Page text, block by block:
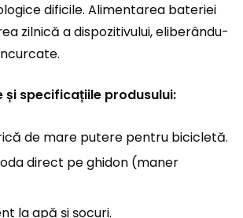
dificile. Alimentarea bateriei
zilnică a dispozitivului, eliberându-
specificațiile produsului:
de mare putere pentru bicicletă.
direct pe ghidon (maner
la apă și șocuri.